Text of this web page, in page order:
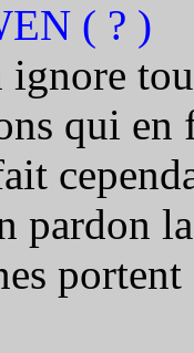
( ? )
qui en
pardon